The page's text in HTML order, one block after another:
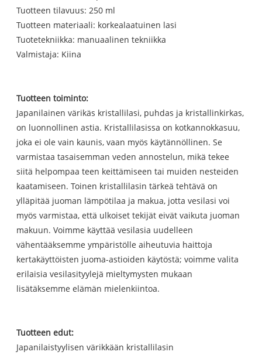
Tuotteen tilavuus: 250 ml
Tuotteen materiaali: korkealaatuinen lasi
Tuotetekniikka: manuaalinen tekniikka
Valmistaja: Kiina
Tuotteen toiminto:
Japanilainen värikäs kristallilasi, puhdas ja kristallinkirkas,
on luonnollinen astia. Kristallilasissa on kotkannokkasuu,
joka ei ole vain kaunis, vaan myös käytännöllinen. Se
varmistaa tasaisemman veden annostelun, mikä tekee
siitä helpompaa teen keittämiseen tai muiden nesteiden
kaatamiseen. Toinen kristallilasin tärkeä tehtävä on
ylläpitää juoman lämpötilaa ja makua, jotta vesilasi voi
myös varmistaa, että ulkoiset tekijät eivät vaikuta juoman
makuun. Voimme käyttää vesilasia uudelleen
vähentääksemme ympäristölle aiheutuvia haittoja
kertakäyttöisten juoma-astioiden käytöstä; voimme valita
erilaisia ​​vesilasityylejä mieltymysten mukaan
lisätäksemme elämän mielenkiintoa.
Tuotteen edut:
Japanilaistyylisen värikkään kristallilasin